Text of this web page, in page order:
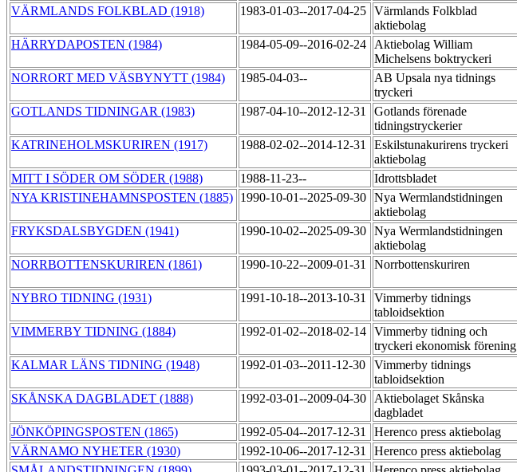
VÄRMLANDS FOLKBLAD (1918) 1983-01-03--2017-04-25 Värmlands Folkblad
aktiebolag
HÄRRYDAPOSTEN (1984) 1984-05-09--2016-02-24
Aktiebolag William
Michelsens boktryckeri
NORRORT MED VÄSBYNYTT (1984) 1985-04-03--
AB Upsala nya tidnings
tryckeri
GOTLANDS TIDNINGAR (1983) 1987-04-10--2012-12-31
Gotlands förenade
tidningstryckerier
KATRINEHOLMSKURIREN (1917) 1988-02-02--2014-12-31
Eskilstunakurirens tryckeri
aktiebolag
MITT I SÖDER OM SÖDER (1988) 1988-11-23-- Idrottsbladet
NYA KRISTINEHAMNSPOSTEN (1885) 1990-10-01--2025-09-30 Nya Wermlandstidningen
aktiebolag
FRYKSDALSBYGDEN (1941) 1990-10-02--2025-09-30 Nya Wermlandstidningen
aktiebolag
NORRBOTTENSKURIREN (1861) 1990-10-22--2009-01-31 Norrbottenskuriren
NYBRO TIDNING (1931) 1991-10-18--2013-10-31
Vimmerby tidnings
tabloidsektion
VIMMERBY TIDNING (1884) 1992-01-02--2018-02-14 Vimmerby tidning och
tryckeri ekonomisk förening
KALMAR LÄNS TIDNING (1948) 1992-01-03--2011-12-30
Vimmerby tidnings
tabloidsektion
SKÅNSKA DAGBLADET (1888) 1992-03-01--2009-04-30
Aktiebolaget Skånska
dagbladet
JÖNKÖPINGSPOSTEN (1865) 1992-05-04--2017-12-31 Herenco press aktiebolag
VÄRNAMO NYHETER (1930) 1992-10-06--2017-12-31 Herenco press aktiebolag